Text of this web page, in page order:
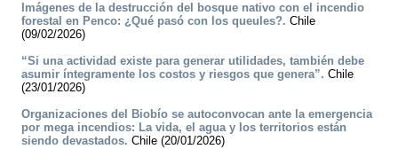
Imágenes de la destrucción del bosque nativo con el incendio
forestal en Penco: ¿Qué pasó con los queules?. Chile
(09/02/2026)
“Si una actividad existe para generar utilidades, también debe
asumir íntegramente los costos y riesgos que genera”. Chile
(23/01/2026)
Organizaciones del Biobío se autoconvocan ante la emergencia
por mega incendios: La vida, el agua y los territorios están
siendo devastados. Chile (20/01/2026)